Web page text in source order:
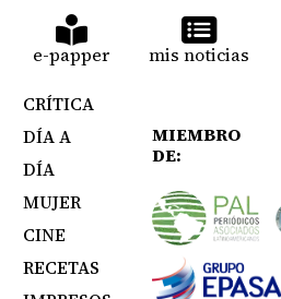
e-papper mis noticias
CRÍTICA
DÍA A
DÍA
MUJER
CINE
RECETAS
MIEMBRO
DE: